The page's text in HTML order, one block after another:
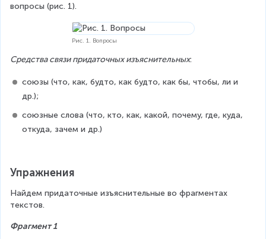
вопросы (рис. 1).
Рис. 1. Вопросы
Средства связи придаточных изъяснительных:
союзы (что, как, будто, как будто, как бы, чтобы, ли и
др.);
союзные слова (что, кто, как, какой, почему, где, куда,
откуда, зачем и др.)
Упражнения
Найдем придаточные изъяснительные во фрагментах
текстов.
Фрагмент 1